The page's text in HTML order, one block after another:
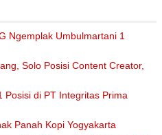
Ngemplak Umbulmartani 1
Solo Posisi Content Creator,
Posisi di PT Integritas Prima
Panah Kopi Yogyakarta